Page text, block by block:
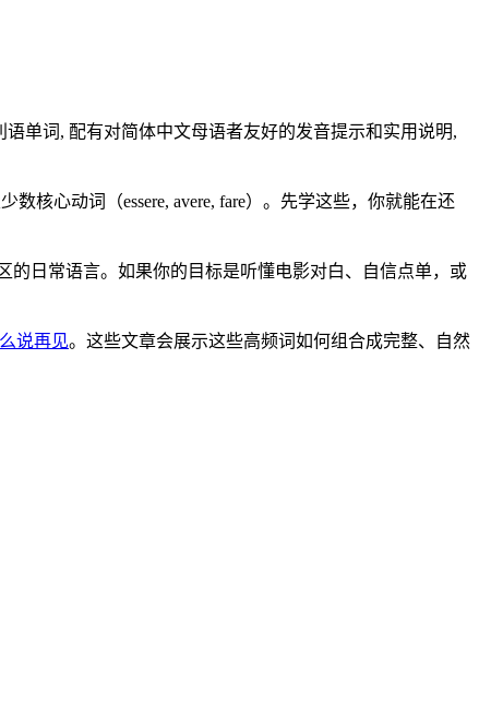
单词, 配有对简体中文母语者友好的发音提示和实用说明,
核心动词（essere, avere, fare）。先学这些，你就能在还
的日常语言。如果你的目标是听懂电影对白、自信点单，或
说再见。这些文章会展示这些高频词如何组合成完整、自然